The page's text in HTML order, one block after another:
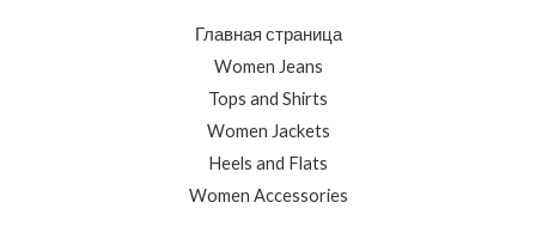
Главная страница
Women Jeans
Tops and Shirts
Women Jackets
Heels and Flats
Women Accessories